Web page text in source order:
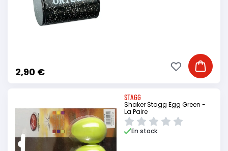
2,90 € Ajouter
Ajouter à ma
STAGG
Shaker Stagg Egg Green -
La Paire
En stock